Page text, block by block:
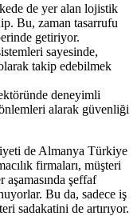
de yer alan lojistik
Bu, zaman tasarrufu
getiriyor.
sayesinde,
takip edebilmek
deneyimli
alarak güvenliği
de Almanya Türkiye
firmaları, müşteri
aşamasında şeffaf
Bu da, sadece iş
sadakatini de artırıyor.